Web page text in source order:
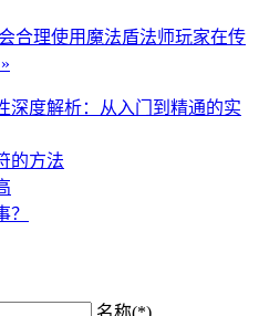
合理使用魔法盾法师玩家在传
深度解析：从入门到精通的实
的方法
名称(*)